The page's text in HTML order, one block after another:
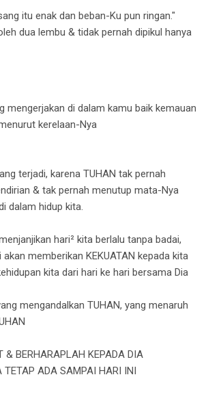
itu enak dan beban-Ku pun ringan."
dua lembu & tidak pernah dipikul hanya
mengerjakan di dalam kamu baik kemauan
kerelaan-Nya
terjadi, karena TUHAN tak pernah
& tak pernah menutup mata-Nya
dalam hidup kita.
hari² kita berlalu tanpa badai,
akan memberikan KEKUATAN kepada kita
kita dari hari ke hari bersama Dia
mengandalkan TUHAN, yang menaruh
& BERHARAPLAH KEPADA DIA
TETAP ADA SAMPAI HARI INI